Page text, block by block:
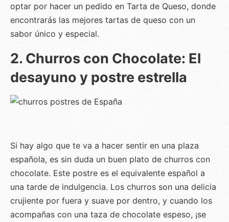
optar por hacer un pedido en Tarta de Queso, donde
encontrarás las mejores tartas de queso con un
sabor único y especial.
2. Churros con Chocolate: El
desayuno y postre estrella
Si hay algo que te va a hacer sentir en una plaza
española, es sin duda un buen plato de churros con
chocolate. Este postre es el equivalente español a
una tarde de indulgencia. Los churros son una delicia
crujiente por fuera y suave por dentro, y cuando los
acompañas con una taza de chocolate espeso, ¡se